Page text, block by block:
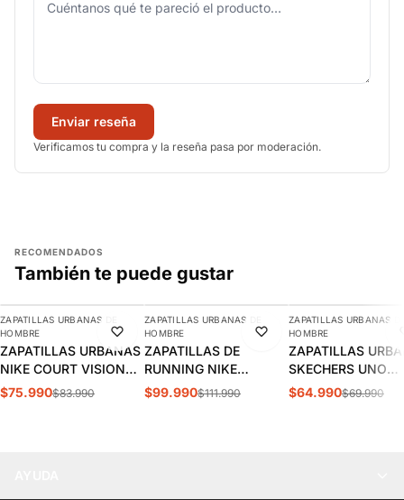
Enviar reseña
Verificamos tu compra y la reseña pasa por moderación.
RECOMENDADOS
También te puede gustar
-10%
AGREGAR
ZAPATILLAS URBANAS DE
HOMBRE
ZAPATILLAS URBANAS
NIKE COURT VISION
LOW HOMBRE |
$75.990$83.990
-11%
AGREGAR
ZAPATILLAS URBANAS DE
HOMBRE
ZAPATILLAS DE
RUNNING NIKE
INITIATOR HOMBRE |
$99.990$111.990
-7%
ZAPATILLAS URBANAS
HOMBRE
ZAPATILLAS
SKECHERS UNO
STAND HOMBRE |
$64.990$69.990